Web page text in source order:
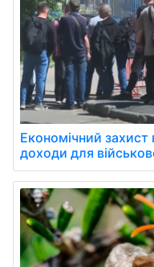
Економічний захист
доходи для